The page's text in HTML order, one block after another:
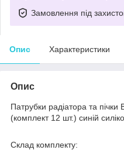
Замовлення під
Опис Характеристики
Опис
Патрубки радіатора та
(комплект 12 шт.) синій
Склад комплекту: